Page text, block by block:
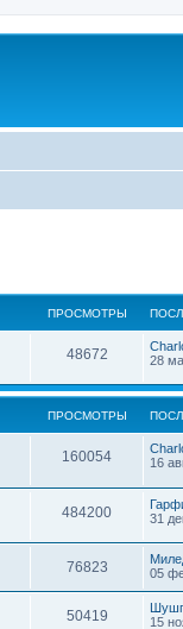
ПРОСМОТРЫ
48672
28
ПРОСМОТРЫ
160054
16
484200
31
76823
05
50419
15